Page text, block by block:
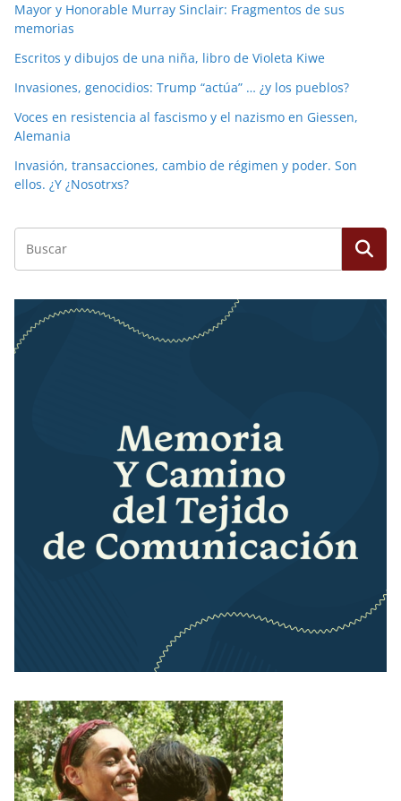
Mayor y Honorable Murray Sinclair: Fragmentos de sus
memorias
Escritos y dibujos de una niña, libro de Violeta Kiwe
Invasiones, genocidios: Trump “actúa” … ¿y los pueblos?
Voces en resistencia al fascismo y el nazismo en Giessen,
Alemania
Invasión, transacciones, cambio de régimen y poder. Son
ellos. ¿Y ¿Nosotrxs?